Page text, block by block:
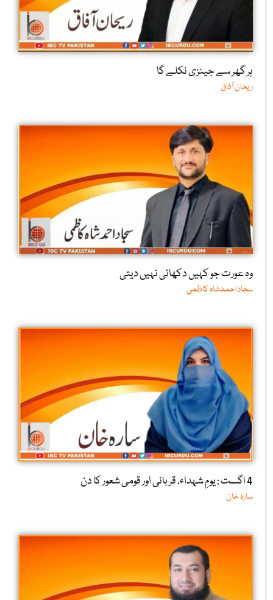
ہر گھر سے جینزی نکلے گا
ریحان آفاق
وہ عورت جو کہیں دکھائی نہیں دیتی
سجاداحمدشاہ کاظمی
4 اگست : یومِ شہداء، قربانی اور قومی شعور کا دن
سارہ خان